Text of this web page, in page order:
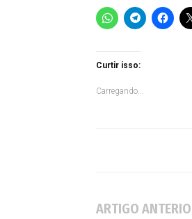
Curtir isso:
Carregando...
ARTIGO